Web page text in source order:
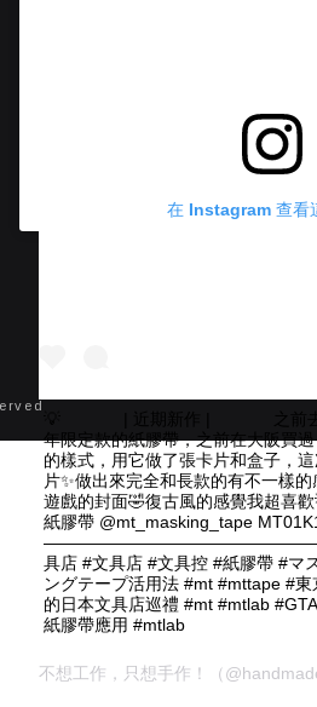
在 Instagram 查看
年限定款的紙膠帶，之前在大阪買
的樣式，用它做了張卡片和盒子，
片✨做出來完全和長款的有不一樣的
遊戲的封面🤣復古風的感覺我超喜
紙膠帶 @mt_masking_tape
具店 #文具店 #文具控 #紙膠帶 #マ
ングテープ活用法 #mt #mttape #
的日本文具店巡禮 #mt #mtlab
紙膠帶應用 #mtlab
不想工作，只想手作！ （